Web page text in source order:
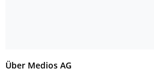
Über Medios AG